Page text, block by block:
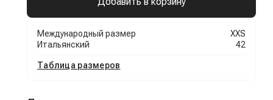
Международный размер
XXS
Итальянский
42
Таблица размеров